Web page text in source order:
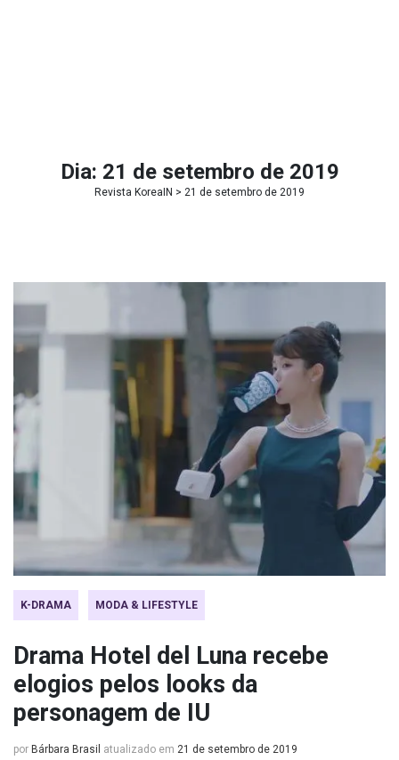
Dia: 21 de setembro de 2019
Revista KoreaIN > 21 de setembro de 2019
K-DRAMA MODA & LIFESTYLE
Drama Hotel del Luna recebe
elogios pelos looks da
personagem de IU
por Bárbara Brasil atualizado em 21 de setembro de 2019